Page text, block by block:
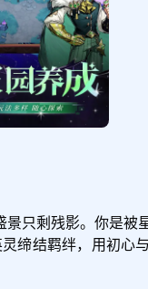
只剩残影。你是被
缔结羁绊，用初心